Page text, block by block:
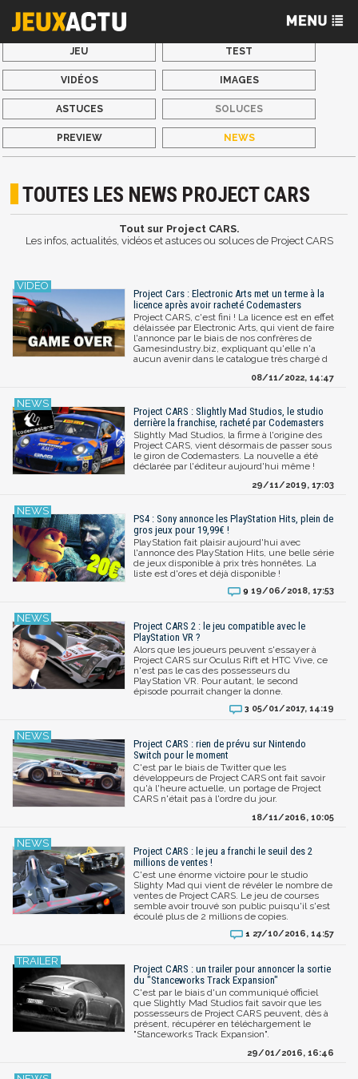
JEU TEST
VIDÉOS IMAGES
ASTUCES SOLUCES
PREVIEW NEWS
TOUTES LES NEWS PROJECT CARS
Tout sur Project CARS.
Les infos, actualités, vidéos et astuces ou soluces de Project CARS
Project Cars : Electronic Arts met un terme à la
licence après avoir racheté Codemasters
Project CARS, c'est fini ! La licence est en effet
délaissée par Electronic Arts, qui vient de faire
l'annonce par le biais de nos confrères de
Gamesindustry.biz, expliquant qu'elle n'a
aucun avenir dans le catalogue très chargé d
08/11/2022, 14:47
Project CARS : Slightly Mad Studios, le studio
derrière la franchise, racheté par Codemasters
Slightly Mad Studios, la firme à l'origine des
Project CARS, vient désormais de passer sous
le giron de Codemasters. La nouvelle a été
déclarée par l'éditeur aujourd'hui même !
29/11/2019, 17:03
PS4 : Sony annonce les PlayStation Hits, plein de
gros jeux pour 19,99€ !
PlayStation fait plaisir aujourd'hui avec
l'annonce des PlayStation Hits, une belle série
de jeux disponible à prix très honnêtes. La
liste est d'ores et déjà disponible !
9 19/06/2018, 17:53
Project CARS 2 : le jeu compatible avec le
PlayStation VR ?
Alors que les joueurs peuvent s'essayer à
Project CARS sur Oculus Rift et HTC Vive, ce
n'est pas le cas des possesseurs du
PlayStation VR. Pour autant, le second
épisode pourrait changer la donne.
3 05/01/2017, 14:19
Project CARS : rien de prévu sur Nintendo
Switch pour le moment
C'est par le biais de Twitter que les
développeurs de Project CARS ont fait savoir
qu'à l'heure actuelle, un portage de Project
CARS n'était pas à l'ordre du jour.
18/11/2016, 10:05
Project CARS : le jeu a franchi le seuil des 2
millions de ventes !
C'est une énorme victoire pour le studio
Slighty Mad qui vient de révéler le nombre de
ventes de Project CARS. Le jeu de courses
semble avoir trouvé son public puisqu'il s'est
écoulé plus de 2 millions de copies.
1 27/10/2016, 14:57
Project CARS : un trailer pour annoncer la sortie
du "Stanceworks Track Expansion"
C'est par le biais d'un communiqué officiel
que Slightly Mad Studios fait savoir que les
possesseurs de Project CARS peuvent, dès à
présent, récupérer en téléchargement le
"Stanceworks Track Expansion".
29/01/2016, 16:46